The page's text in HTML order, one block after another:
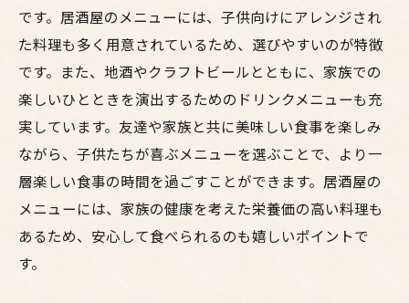
です。居酒屋のメニューには、子供向けにアレンジされ
た料理も多く用意されているため、選びやすいのが特徴
です。また、地酒やクラフトビールとともに、家族での
楽しいひとときを演出するためのドリンクメニューも充
実しています。友達や家族と共に美味しい食事を楽しみ
ながら、子供たちが喜ぶメニューを選ぶことで、より一
層楽しい食事の時間を過ごすことができます。居酒屋の
メニューには、家族の健康を考えた栄養価の高い料理も
あるため、安心して食べられるのも嬉しいポイントで
す。